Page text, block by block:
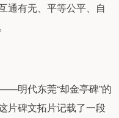
通有无、平等公平、自
明代东莞“却金亭碑”的
片碑文拓片记载了一段